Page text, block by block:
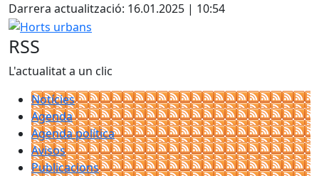
Darrera actualització: 16.01.2025 | 10:54
Horts urbans
RSS
L'actualitat a un clic
Notícies
Agenda
Agenda política
Avisos
Publicacions